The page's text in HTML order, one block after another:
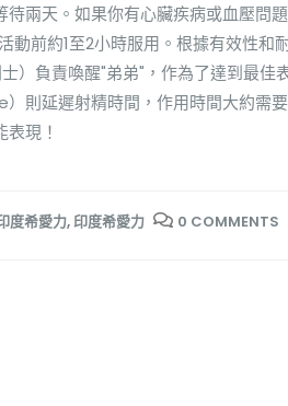
兩天。如果你有心臟疾病或血壓問
動前約1至2小時服用。根據有效性和
）負責喚醒"弟弟"，作為了達到最
則延遲射精時間，作用時間大約需
現！
度希愛力,印度希愛力 0 COMMENTS